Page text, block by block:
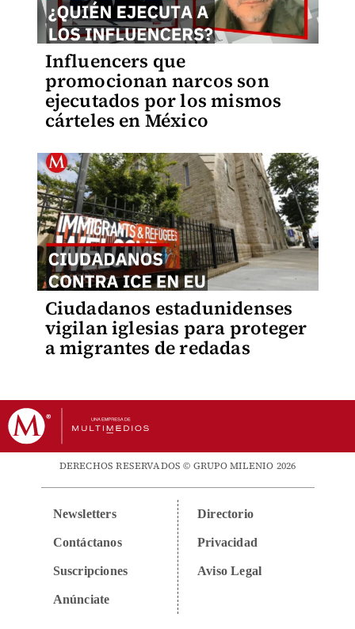
Influencers que
promocionan narcos son
ejecutados por los mismos
cárteles en México
Ciudadanos estadunidenses
vigilan iglesias para proteger
a migrantes de redadas
DERECHOS RESERVADOS © GRUPO MILENIO 2026
Newsletters
Contáctanos
Suscripciones
Anúnciate
Directorio
Privacidad
Aviso Legal